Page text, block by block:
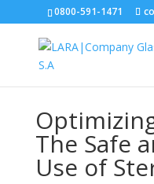
0800-591-1471
The Safe
Use of